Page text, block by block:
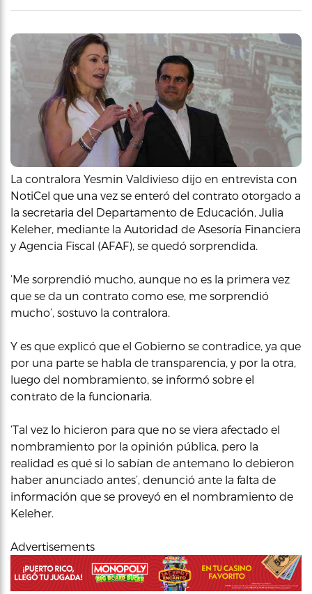
La contralora Yesmin Valdivieso dijo en entrevista con
NotiCel que una vez se enteró del contrato otorgado a
la secretaria del Departamento de Educación, Julia
Keleher, mediante la Autoridad de Asesoría Financiera
y Agencia Fiscal (AFAF), se quedó sorprendida.
‘Me sorprendió mucho, aunque no es la primera vez
que se da un contrato como ese, me sorprendió
mucho’, sostuvo la contralora.
Y es que explicó que el Gobierno se contradice, ya que
por una parte se habla de transparencia, y por la otra,
luego del nombramiento, se informó sobre el
contrato de la funcionaria.
‘Tal vez lo hicieron para que no se viera afectado el
nombramiento por la opinión pública, pero la
realidad es qué si lo sabían de antemano lo debieron
haber anunciado antes’, denunció ante la falta de
información que se proveyó en el nombramiento de
Keleher.
Advertisements